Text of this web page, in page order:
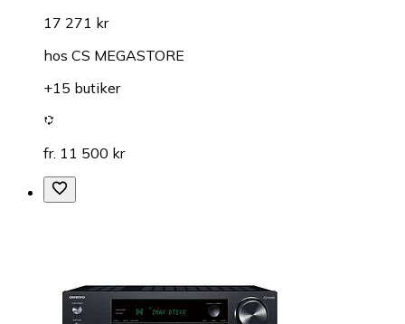
17 271 kr
hos CS MEGASTORE
+15 butiker
fr. 11 500 kr